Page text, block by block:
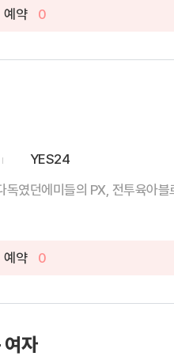
예약 0
YES24
였던에미들의 PX, 전투육아
예약 0
여자